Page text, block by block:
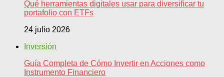
Qué herramientas digitales usar para diversificar tu
portafolio con ETFs
24 julio 2026
Inversión
Guía Completa de Cómo Invertir en Acciones como
Instrumento Financiero